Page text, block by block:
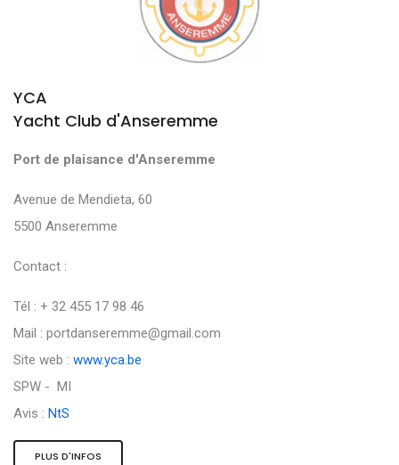
YCA
Yacht Club d'Anseremme
Port de plaisance d'Anseremme
Avenue de Mendieta, 60
5500 Anseremme
Contact :
Tél : + 32 455 17 98 46
Mail : portdanseremme@gmail.com
Site web : www.yca.be
SPW - MI
Avis : NtS
PLUS D'INFOS